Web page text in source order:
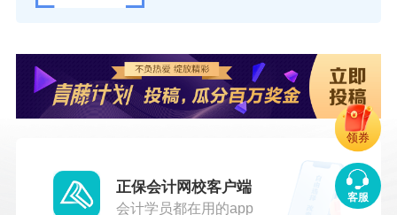
斌）、3
0课时实操课（考培课程有效期内开课，有效期3个
正保会计网校客户端
会计学员都在用的app
客服
领券